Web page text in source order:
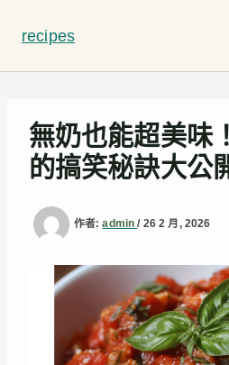
要
recipes
無奶也能超美味
的搞笑秘訣大公
作者:admin/ 26 2 月, 2026